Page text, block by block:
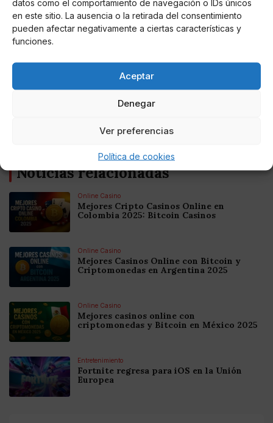
datos como el comportamiento de navegación o IDs únicos
en este sitio. La ausencia o la retirada del consentimiento
pueden afectar negativamente a ciertas características y
funciones.
Aceptar
Denegar
Ver preferencias
Política de cookies
Mientras el 33,4% de los hombres han tenido estos
problemas para conciliar el sueño en el caso de la
mujer ha sido el 50,2%.
Noticias relacionadas
Online Casino
Mejores Cripto Casinos Online en
Colombia 2025: Bitcoin Casinos
Online Casino
Mejores Casinos Online con Bitcoin y
Criptomonedas en Argentina 2025
Online Casino
Mejores casinos online con
criptomonedas y Bitcoin en México 2025
Entretenimiento
Fortnite regresa para iOS en la Unión
Europea